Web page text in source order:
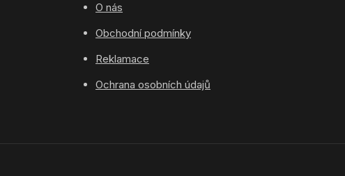
O nás
Obchodní podmínky
Reklamace
Ochrana osobních údajů